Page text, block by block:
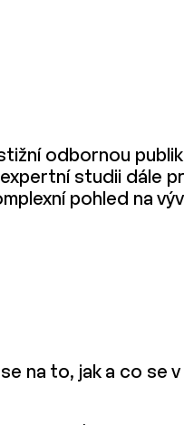
odbornou
studii dále
pohled na
na to, jak a co se